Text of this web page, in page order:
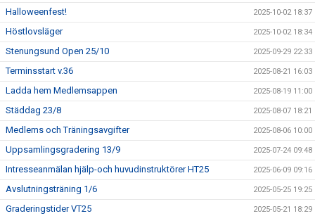
Halloweenfest! 2025-10-02 18:37
Höstlovsläger 2025-10-02 18:34
Stenungsund Open 25/10 2025-09-29 22:33
Terminsstart v.36 2025-08-21 16:03
Ladda hem Medlemsappen 2025-08-19 11:00
Städdag 23/8 2025-08-07 18:21
Medlems och Träningsavgifter 2025-08-06 10:00
Uppsamlingsgradering 13/9 2025-07-24 09:48
Intresseanmälan hjälp-och huvudinstruktörer HT25 2025-06-09 09:16
Avslutningsträning 1/6 2025-05-25 19:25
Graderingstider VT25 2025-05-21 18:29